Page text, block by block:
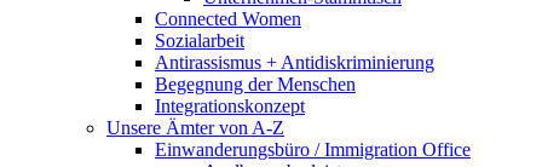
Connected Women
Sozialarbeit
Antirassismus + Antidiskriminierung
Begegnung der Menschen
Integrationskonzept
Unsere Ämter von A-Z
Einwanderungsbüro / Immigration Office